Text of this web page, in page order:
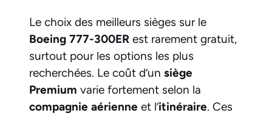
Le choix des meilleurs sièges sur le
Boeing 777-300ER est rarement gratuit,
surtout pour les options les plus
recherchées. Le coût d’un siège
Premium varie fortement selon la
compagnie aérienne et l’itinéraire. Ces